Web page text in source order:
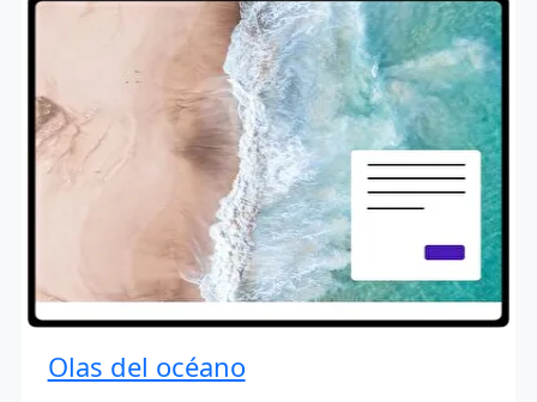
Olas del océano